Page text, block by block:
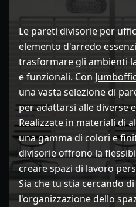
Le pareti divisorie per
elemento d'arredo
trasformare gli ambienti
e funzionali. Con
una vasta selezione di
per adattarsi alle diverse
Realizzate in materiali di
una gamma di colori e
divisorie offrono la
creare spazi di lavoro
Sia che tu stia cercando
l'organizzazione dello